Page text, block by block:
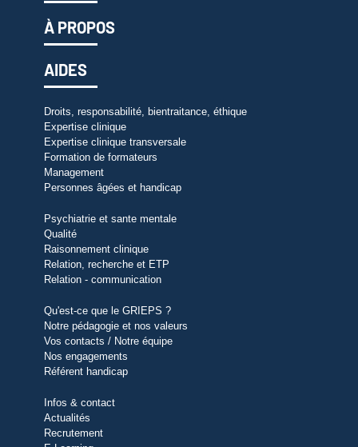
À PROPOS
AIDES
Droits, responsabilité, bientraitance, éthique
Expertise clinique
Expertise clinique transversale
Formation de formateurs
Management
Personnes âgées et handicap
Psychiatrie et sante mentale
Qualité
Raisonnement clinique
Relation, recherche et ETP
Relation - communication
Qu'est-ce que le GRIEPS ?
Notre pédagogie et nos valeurs
Vos contacts / Notre équipe
Nos engagements
Référent handicap
Infos & contact
Actualités
Recrutement